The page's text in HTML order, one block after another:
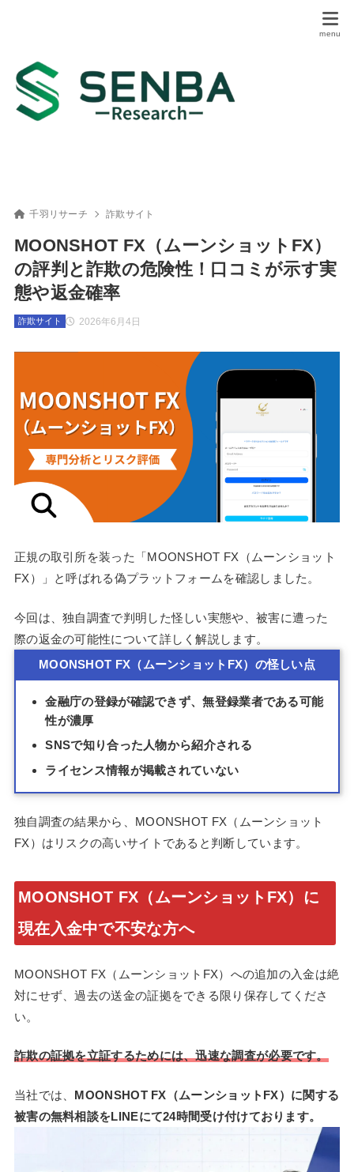
千羽リサーチ 詐欺サイト
MOONSHOT FX（ムーンショットFX）
の評判と詐欺の危険性！口コミが示す実
態や返金確率
2026年6月4日
詐欺サイト
正規の取引所を装った「MOONSHOT FX（ムーンショット
FX）」と呼ばれる偽プラットフォームを確認しました。
今回は、独自調査で判明した怪しい実態や、被害に遭った
際の返金の可能性について詳しく解説します。
MOONSHOT FX（ムーンショットFX）の怪しい点
金融庁の登録が確認できず、無登録業者である可能
性が濃厚
SNSで知り合った人物から紹介される
ライセンス情報が掲載されていない
独自調査の結果から、MOONSHOT FX（ムーンショット
FX）はリスクの高いサイトであると判断しています。
MOONSHOT FX（ムーンショットFX）に
現在入金中で不安な方へ
MOONSHOT FX（ムーンショットFX）への追加の入金は絶
対にせず、過去の送金の証拠をできる限り保存してくださ
い。
詐欺の証拠を立証するためには、迅速な調査が必要です。
当社では、 MOONSHOT FX（ムーンショットFX）に関する
被害の無料相談をLINEにて24時間受け付けております。